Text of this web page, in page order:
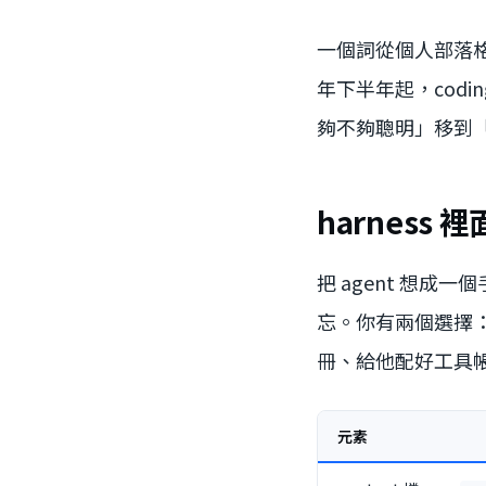
一個詞從個人部落
年下半年起，
夠不夠聰明」移到
harness 裡
把 agent 想成一個
忘。你有兩個選擇
冊、給他配好工具
元素